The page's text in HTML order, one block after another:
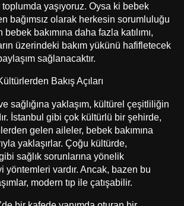
yaşıyoruz. Oysa ki bebek
bağımsız olarak herkesin sorumluluğu
bakımına daha fazla katılımı,
üzerindeki bakım yükünü hafifletecek
sağlanacaktır.
Bakış Açıları
sağlığına yaklaşım, kültürel çeşitliliğin
İstanbul gibi çok kültürlü bir şehirde,
gelen aileler, bebek bakımına
yaklaşırlar. Çoğu kültürde,
sağlık sorunlarına yönelik
yöntemleri vardır. Ancak, bazen bu
modern tıp ile çatışabilir.